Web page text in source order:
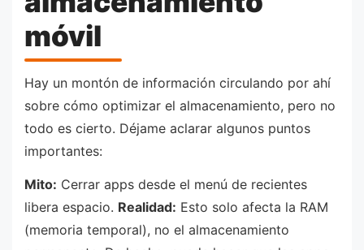
móvil
Hay un montón de información circulando por ahí
sobre cómo optimizar el almacenamiento, pero no
todo es cierto. Déjame aclarar algunos puntos
importantes:
Mito: Cerrar apps desde el menú de recientes
libera espacio. Realidad: Esto solo afecta la RAM
(memoria temporal), no el almacenamiento